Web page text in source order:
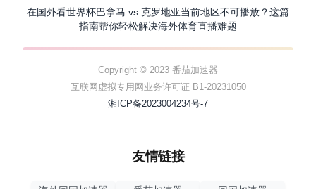
在国外看世界杯巴拿马 vs 克罗地亚当前地区不可播放？这篇
指南帮你轻松解决海外体育直播难题
Copyright © 2023 番茄加速器
互联网虚拟专用网业务许可证 B1-20231050
湘ICP备2023004234号-7
友情链接